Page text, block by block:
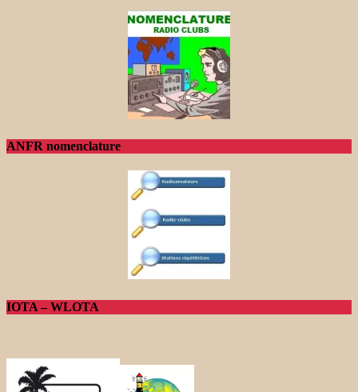
ANFR nomenclature
IOTA – WLOTA